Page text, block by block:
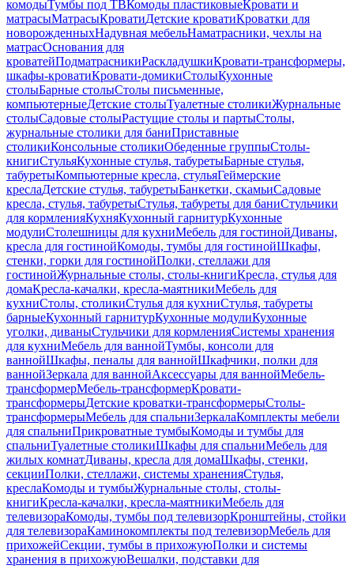
комодыТумбы под ТВКомоды пластиковыеКровати и
матрасыМатрасыКроватиДетские кроватиКроватки для
новорожденныхНадувная мебельНаматрасники, чехлы на
матрасОснования для
кроватейПодматрасникиРаскладушкиКровати-трансформеры,
шкафы-кроватиКровати-домикиСтолыКухонные
столыБарные столыСтолы письменные,
компьютерныеДетские столыТуалетные столикиЖурнальные
столыСадовые столыРастущие столы и партыСтолы,
журнальные столики для баниПриставные
столикиКонсольные столикиОбеденные группыСтолы-
книгиСтульяКухонные стулья, табуретыБарные стулья,
табуретыКомпьютерные кресла, стульяГеймерские
креслаДетские стулья, табуретыБанкетки, скамьиСадовые
кресла, стулья, табуретыСтулья, табуреты для баниСтульчики
для кормленияКухняКухонный гарнитурКухонные
модулиСтолешницы для кухниМебель для гостинойДиваны,
кресла для гостинойКомоды, тумбы для гостинойШкафы,
стенки, горки для гостинойПолки, стеллажи для
гостинойЖурнальные столы, столы-книгиКресла, стулья для
домаКресла-качалки, кресла-маятникиМебель для
кухниСтолы, столикиСтулья для кухниСтулья, табуреты
барныеКухонный гарнитурКухонные модулиКухонные
уголки, диваныСтульчики для кормленияСистемы хранения
для кухниМебель для ваннойТумбы, консоли для
ваннойШкафы, пеналы для ваннойШкафчики, полки для
ваннойЗеркала для ваннойАксессуары для ваннойМебель-
трансформерМебель-трансформерКровати-
трансформерыДетские кроватки-трансформерыСтолы-
трансформерыМебель для спальниЗеркалаКомплекты мебели
для спальниПрикроватные тумбыКомоды и тумбы для
спальниТуалетные столикиШкафы для спальниМебель для
жилых комнатДиваны, кресла для домаШкафы, стенки,
секцииПолки, стеллажи, системы храненияСтулья,
креслаКомоды и тумбыЖурнальные столы, столы-
книгиКресла-качалки, кресла-маятникиМебель для
телевизораКомоды, тумбы под телевизорКронштейны, стойки
для телевизораКаминокомплекты под телевизорМебель для
прихожейСекции, тумбы в прихожуюПолки и системы
хранения в прихожуюВешалки, подставки для